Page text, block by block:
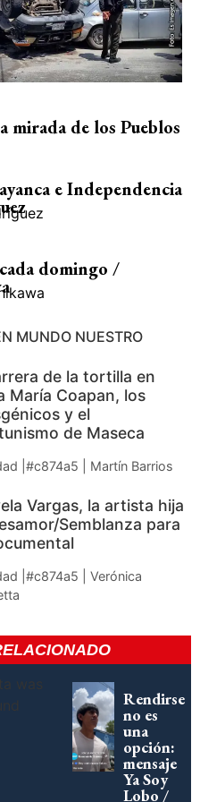
mirada de los Pueblos
e Independencia
domingo /
MUNDO NUESTRO
de la tortilla en
María Coapan, los
y el
de Maseca
|#c874a5 | Martín Barrios
Vargas, la artista hija
Semblanza para
|#c874a5 | Verónica
was
Rendirse
no es
una
opción:
mensaje
Ya Soy
Lobo /